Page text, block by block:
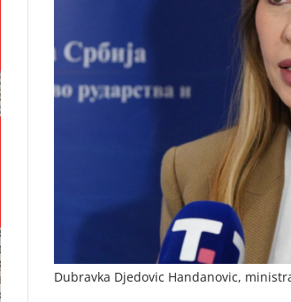
Dubravka Djedovic Handanovic,